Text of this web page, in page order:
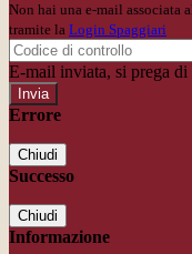
Non hai una e-mail associata
tramite la Login Spaggiari
E-mail inviata, si prega di
Errore
Chiudi
Successo
Chiudi
Informazione